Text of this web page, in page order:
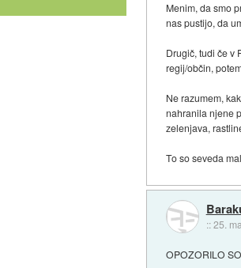
Menim, da smo
nas pustijo, da
Drugič, tudi če v
regij/občin,
Ne razumem,
nahranila njene
zelenjava,
To so seveda
::25.
OPOZORILO